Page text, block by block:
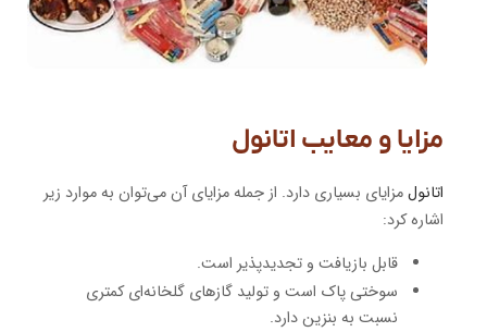
مزایا و معایب اتانول
اتانولمزایای بسیاری دارد. از جمله مزایای آن می‌توان به موارد زیر
اشاره کرد:
قابل بازیافت و تجدیدپذیر است.
سوختی پاک است و تولید گازهای گلخانه‌ای کمتری
نسبت به بنزین دارد.